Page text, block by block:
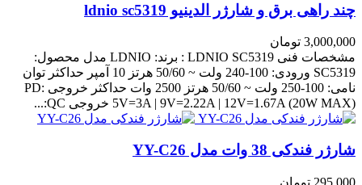
چند راهی برق و شارژر الدینیو ldnio sc5319
3,000,000 تومان
مشخصات فنی LDNIO SC5319 : برند: LDNIO مدل محصول:
SC5319 ورودی: 100-240 ولت ~ 50/60 هرتز 10 آمپر حداکثر توان
نامی: 100-250 ولت ~ 50/60 هرتز 2500 وات حداکثر خروجی PD:
5V=3A | 9V=2.22A | 12V=1.67A (20W MAX) خروجی QC:...
شارژر فندکی 38 وات مدل YY-C26
295,000 تومان